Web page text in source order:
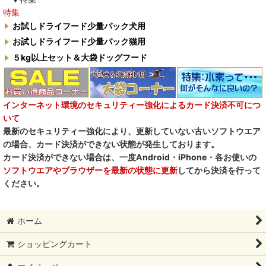
特集
お試しドライフード少量パック犬用
お試しドライフード少量パック猫用
５kg以上セット＆大袋ドッグフード
インターネット環境のセキュリティー強化によるカード決済不可につ
いて
最新のセキュリティー強化により、更新していない古いソフトウエア
の場合、カード決済ができない状態が発生しております。
カード決済ができない場合は、一度Android・iPhone・各お使いの
ソフトウエアやブラウザーを最新の状態に更新してから決済を行って
ください。
ホーム
ショッピングカート